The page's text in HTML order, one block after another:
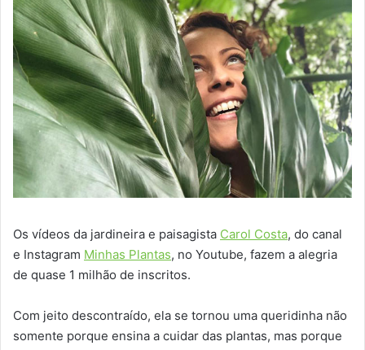
Os vídeos da jardineira e paisagista Carol Costa, do canal
e Instagram Minhas Plantas, no Youtube, fazem a alegria
de quase 1 milhão de inscritos.
Com jeito descontraído, ela se tornou uma queridinha não
somente porque ensina a cuidar das plantas, mas porque